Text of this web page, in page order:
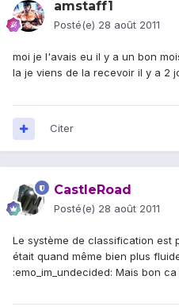
amstaff1
Posté(e) 28 août 2011
moi je l'avais eu il y a un bon
la je viens de la recevoir il y a 2
Citer
CastleRoad
Posté(e) 28 août 2011
Le système de classification est
était quand même bien plus
:emo_im_undecided: Mais bon